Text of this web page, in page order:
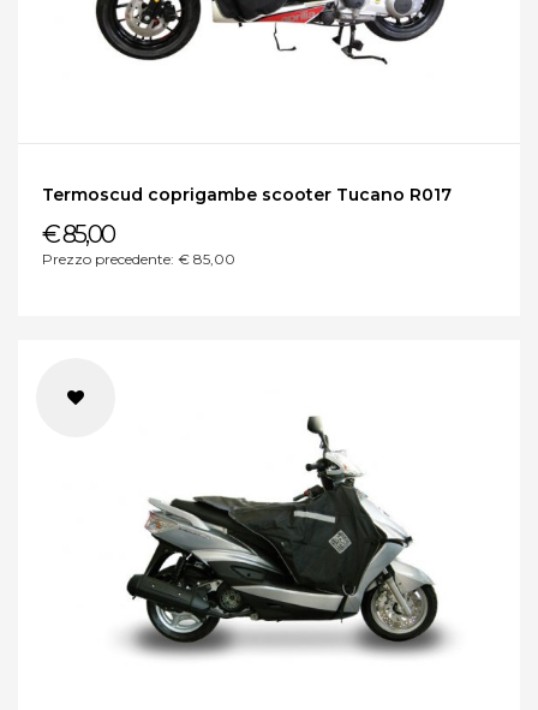
Termoscud coprigambe scooter Tucano R017
€ 85,00
Prezzo precedente: € 85,00